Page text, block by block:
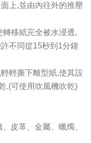
上,並由內往外的推壓
移紙完全被水浸透,
不同從15秒到1分鐘
輕撕下離型紙,使其設
.(可使用吹風機吹乾)
皮革、金屬、蠟燭、